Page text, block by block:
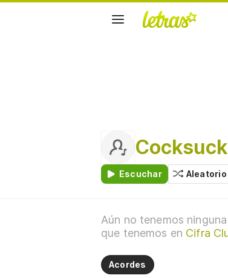
Escuchar Aleatorio
Aún no tenemos
que tenemos en Cifra
Acordes